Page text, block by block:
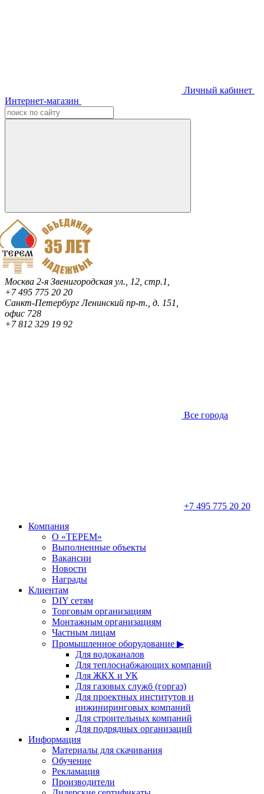
Личный кабинет
Интернет-магазин
Москва 2-я Звенигородская ул., 12, стр.1,
+7 495 775 20 20
Санкт-ПетербургЛенинский пр-т., д. 151,
офис 728
+7 812 329 19 92
Все города
+7 495 775 20 20
Компания
О «ТЕРЕМ»
Выполненные объекты
Вакансии
Новости
Награды
Клиентам
DIY сетям
Торговым организациям
Монтажным организациям
Частным лицам
Промышленное оборудование ▶
Для водоканалов
Для теплоснабжающих компаний
Для ЖКХ и УК
Для газовых служб (горгаз)
Для проектных институтов и
инжиниринговых компаний
Для строительных компаний
Для подрядных организаций
Информация
Материалы для скачивания
Обучение
Рекламация
Производители